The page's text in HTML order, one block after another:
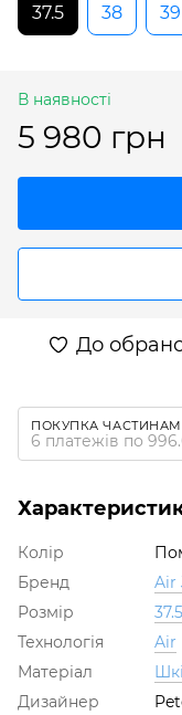
37.5
38 39
В наявності
5 980 грн
До
ПОКУПКА
6 платежів по
Колір
Бренд
Air
Розмір
37.5
Технологія
Air
Матеріал
Дизайнер